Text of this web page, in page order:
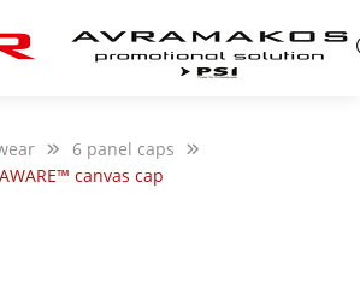
6 panel caps
canvas cap